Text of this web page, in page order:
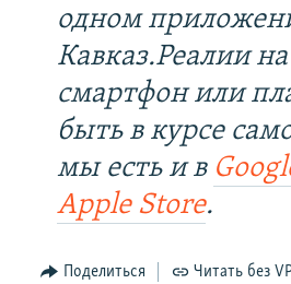
одном
Кавказ.Реалии
смартфон или
быть в курсе
мы есть и в
Apple Store.
Поделиться Читать без